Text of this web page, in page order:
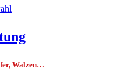
Walzen…